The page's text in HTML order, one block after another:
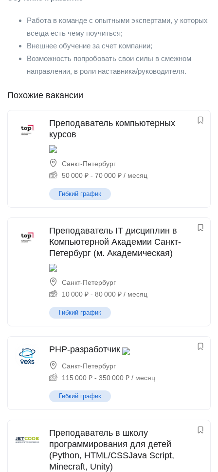
Работа в команде с опытными экспертами, у которых
всегда есть чему поучиться;
Внешнее обучение за счет компании;
Возможность попробовать свои силы в смежном
направлении, в роли наставника/руководителя.
Похожие вакансии
Преподаватель компьютерных
курсов
Санкт-Петербург
50 000 ₽ - 70 000 ₽ / месяц
Гибкий график
Преподаватель IT дисциплин в
Компьютерной Академии Санкт-
Петербург (м. Академическая)
Санкт-Петербург
10 000 ₽ - 80 000 ₽ / месяц
Гибкий график
PHP-разработчик
Санкт-Петербург
115 000 ₽ - 350 000 ₽ / месяц
Гибкий график
Преподаватель в школу
программирования для детей
(Python, HTML/CSSJava Script,
Minecraft, Unity)